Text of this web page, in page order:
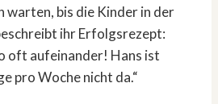
warten, bis die Kinder in der
ihr Erfolgsrezept:
oft aufeinander! Hans ist
pro Woche nicht da.“